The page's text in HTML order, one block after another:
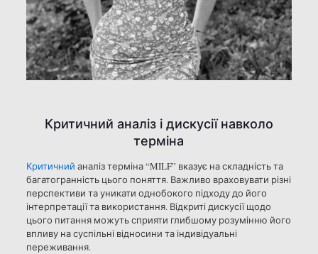
Критичний аналіз і дискусії навколо
терміна
Критичний аналіз терміна “MILF” вказує на складність та
багатогранність цього поняття. Важливо враховувати різні
перспективи та уникати однобокого підходу до його
інтерпретації та використання. Відкриті дискусії щодо
цього питання можуть сприяти глибшому розумінню його
впливу на суспільні відносини та індивідуальні
переживання.